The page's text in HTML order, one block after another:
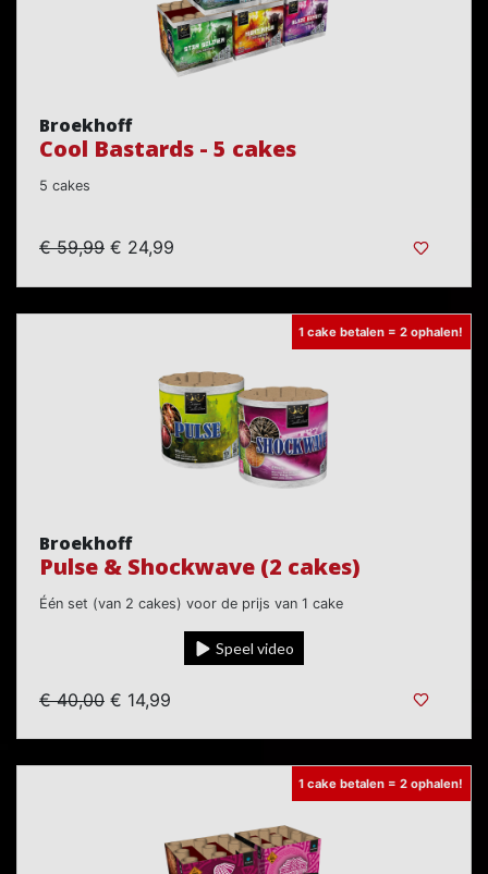
Broekhoff
Cool Bastards - 5 cakes
5 cakes
€ 59,99 € 24,99
1 cake betalen = 2 ophalen!
Broekhoff
Pulse & Shockwave (2 cakes)
Één set (van 2 cakes) voor de prijs van 1 cake
Speel video
€ 40,00 € 14,99
1 cake betalen = 2 ophalen!